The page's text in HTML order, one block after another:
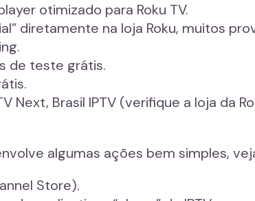
otimizado para Roku TV.
diretamente na loja Roku, muitos
de teste grátis.
Next, Brasil IPTV (verifique a loja da
algumas ações bem simples,
Store).